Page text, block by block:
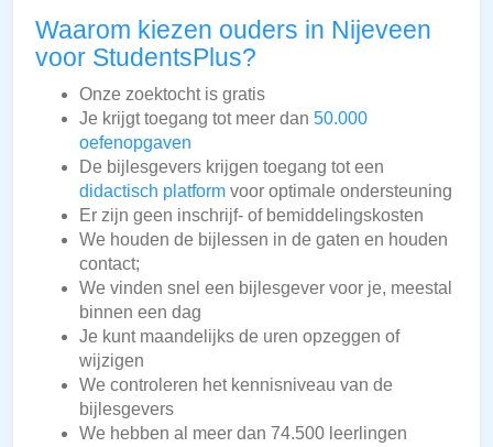
Waarom kiezen ouders in Nijeveen
voor StudentsPlus?
Onze zoektocht is gratis
Je krijgt toegang tot meer dan 50.000
oefenopgaven
De bijlesgevers krijgen toegang tot een
didactisch platform voor optimale ondersteuning
Er zijn geen inschrijf- of bemiddelingskosten
We houden de bijlessen in de gaten en houden
contact;
We vinden snel een bijlesgever voor je, meestal
binnen een dag
Je kunt maandelijks de uren opzeggen of
wijzigen
We controleren het kennisniveau van de
bijlesgevers
We hebben al meer dan 74.500 leerlingen